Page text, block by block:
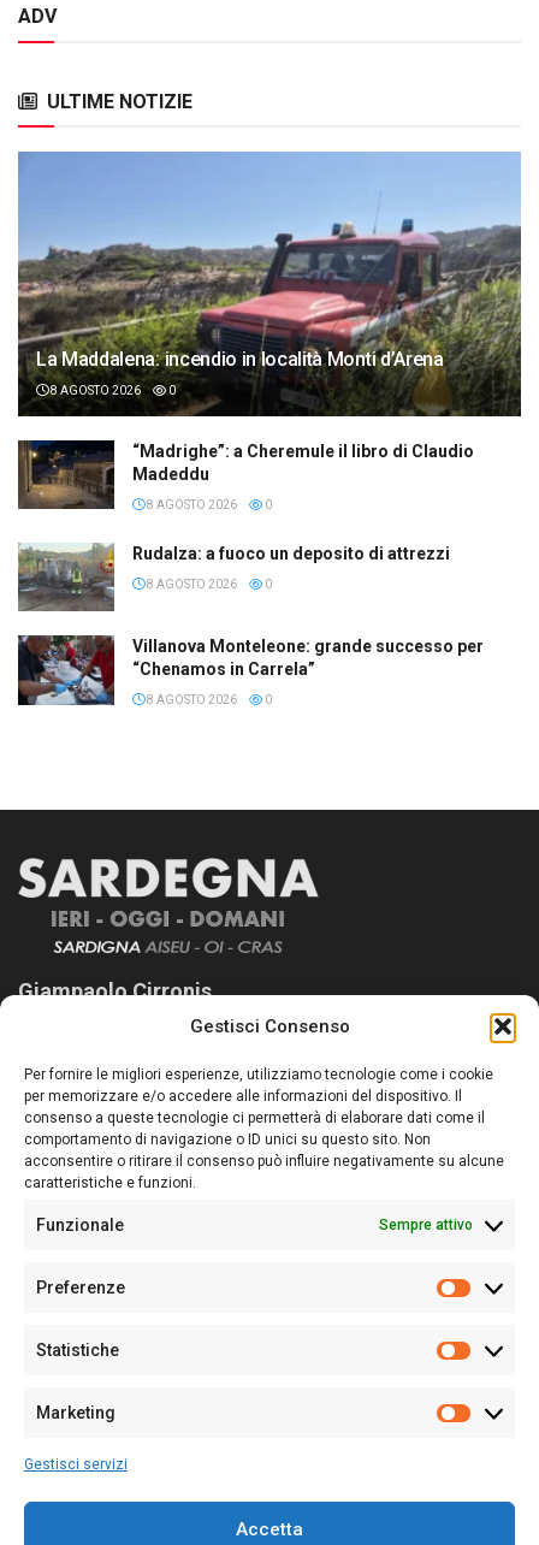
Gestisci Consenso
Per fornire le migliori esperienze, utilizziamo tecnologie come i cookie
per memorizzare e/o accedere alle informazioni del dispositivo. Il
consenso a queste tecnologie ci permetterà di elaborare dati come il
comportamento di navigazione o ID unici su questo sito. Non
acconsentire o ritirare il consenso può influire negativamente su alcune
caratteristiche e funzioni.
Funzionale Sempre attivo
Preferenze
Statistiche
Marketing
Gestisci servizi
Accetta
ADV
ULTIME NOTIZIE
La Maddalena: incendio in località Monti d’Arena
8 AGOSTO 2026 0
“Madrighe”: a Cheremule il libro di Claudio
Madeddu
8 AGOSTO 2026 0
Rudalza: a fuoco un deposito di attrezzi
8 AGOSTO 2026 0
Villanova Monteleone: grande successo per
“Chenamos in Carrela”
8 AGOSTO 2026 0
Giampaolo Cirronis
Sardegna Ieri-Oggi-Domani nasce per informare “liberamente” i
lettori su quanto accade in Sardegna, con un occhio rivolto al
nostro passato e, soprattutto, al nostro futuro
Follow Us
Sede:Via Cristoforo Colombo 09013 Carbonia
Partita IVA02270380922
128/2020 del 10/02/2020
Per la Pubblicità: